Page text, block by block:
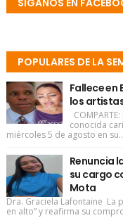
SÍGANOS EN
POPULARES DE LA
Fallece en
los
conocida
miércoles 5 de agosto en
Renuncia
su cargo
Mota
Dra. Graciela Lafontaine La
en alto” y reafirma su